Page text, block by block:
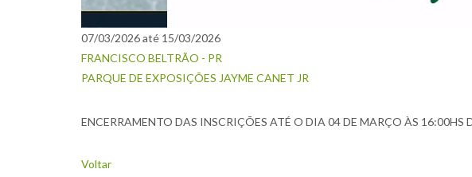
07/03/2026 até 15/03/2026
FRANCISCO BELTRÃO - PR
PARQUE DE EXPOSIÇÕES JAYME CANET JR
ENCERRAMENTO DAS INSCRIÇÕES ATÉ O DIA 04 DE MARÇO ÀS 16:00HS
Voltar